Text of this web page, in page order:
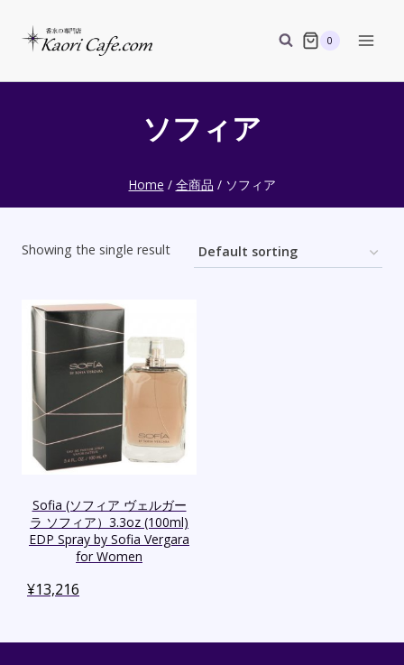
0
ソフィア
Home / 全商品 / ソフィア
Showing the single result
Sofia (ソフィア ヴェルガー
ラ ソフィア）3.3oz (100ml)
EDP Spray by Sofia Vergara
for Women
¥13,216